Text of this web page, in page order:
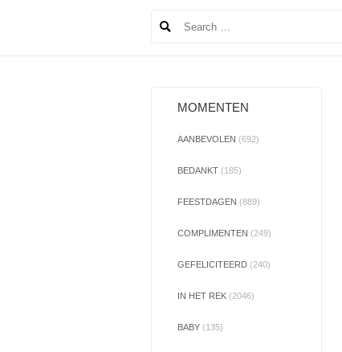
MOMENTEN
AANBEVOLEN (692)
BEDANKT (185)
FEESTDAGEN (889)
COMPLIMENTEN (249)
GEFELICITEERD (240)
IN HET REK (2046)
BABY (135)